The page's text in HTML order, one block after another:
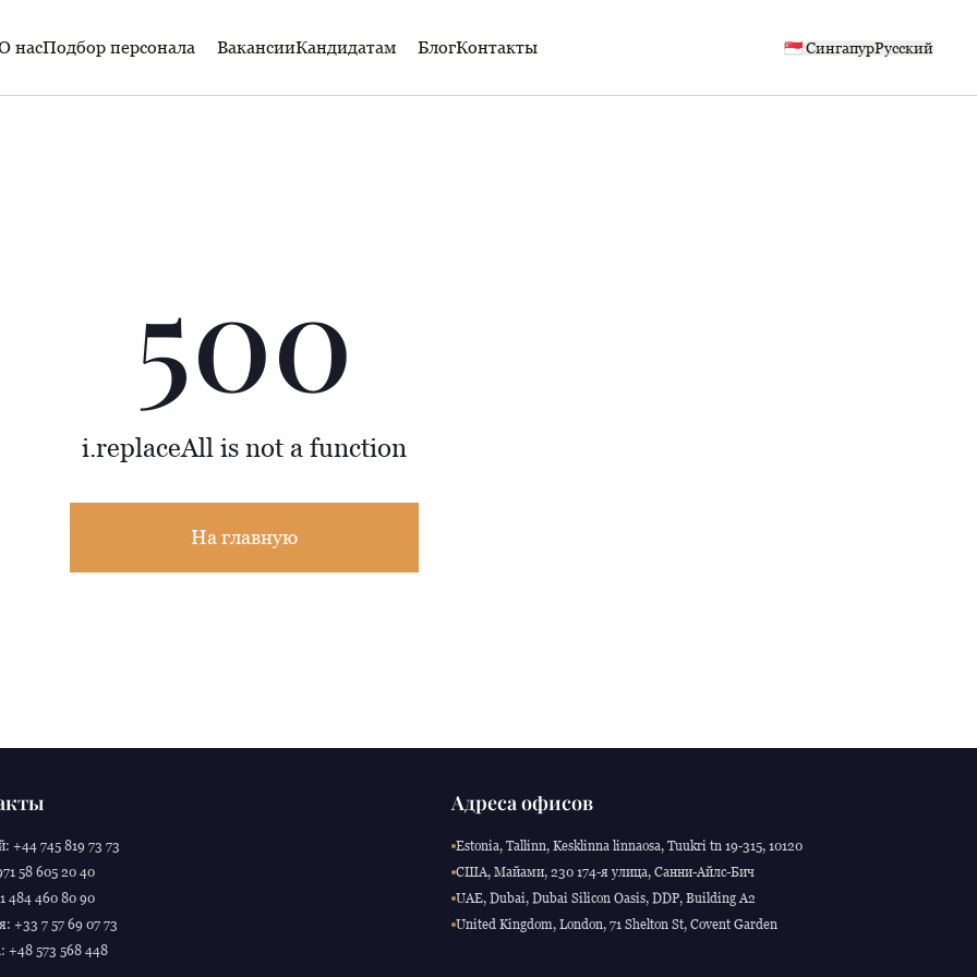
насПодбор персонала ВакансииКандидатам БлогКонтакты 🇸🇬 СингапурРусский
500
i.replaceAll is not a function
На главную
+44 745 819 73 73
58 605 20 40
484 460 80 90
+33 7 57 69 07 73
+48 573 568 448
Адреса офисов
Estonia, Tallinn, Kesklinna linnaosa, Tuukri tn 19-315, 10120
США, Майами, 230 174-я улица, Санни-Айлс-Бич
UAE, Dubai, Dubai Silicon Oasis, DDP, Building A2
United Kingdom, London, 71 Shelton St, Covent Garden